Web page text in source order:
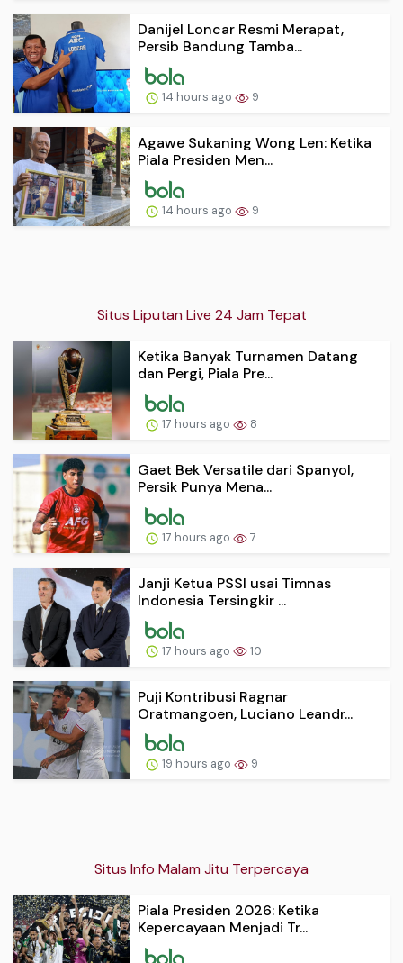
Danijel Loncar Resmi Merapat,
Persib Bandung Tamba...
14 hours ago 9
Agawe Sukaning Wong Len: Ketika
Piala Presiden Men...
14 hours ago 9
Situs Liputan Live 24 Jam Tepat
Ketika Banyak Turnamen Datang
dan Pergi, Piala Pre...
17 hours ago 8
Gaet Bek Versatile dari Spanyol,
Persik Punya Mena...
17 hours ago 7
Janji Ketua PSSI usai Timnas
Indonesia Tersingkir ...
17 hours ago 10
Puji Kontribusi Ragnar
Oratmangoen, Luciano Leandr...
19 hours ago 9
Situs Info Malam Jitu Terpercaya
Piala Presiden 2026: Ketika
Kepercayaan Menjadi Tr...